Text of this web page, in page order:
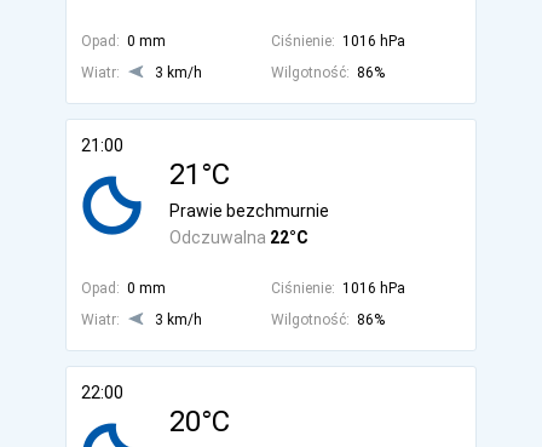
Opad: 0 mm Ciśnienie: 1016 hPa
Wiatr:
3 km/h Wilgotność: 86%
21:00
21°C
Odczuwalna 22°C
Prawie bezchmurnie
Opad: 0 mm Ciśnienie: 1016 hPa
Wiatr:
3 km/h Wilgotność: 86%
22:00
20°C